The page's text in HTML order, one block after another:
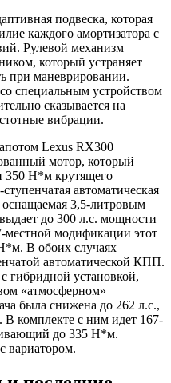
подвеска, которая
каждого амортизатора с
Рулевой механизм
который устраняет
при маневрировании.
специальным устройством
сказывается на
вибрации.
Lexus RX300
мотор, который
350 Н*м крутящего
автоматическая
3,5-литровым
до 300 л.с. мощности
модификации этот
В обоих случаях
автоматической КПП.
гибридной установкой,
«атмосферном»
была снижена до 262 л.с.,
комплекте с ним идет 167-
до 335 Н*м.
вариатором.